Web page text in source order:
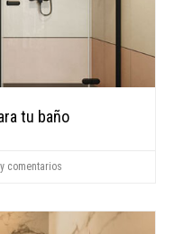
tu baño
comentarios